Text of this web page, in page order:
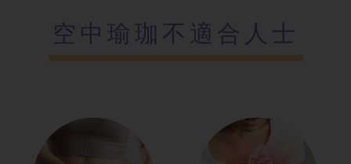
空中瑜珈不適 合人士